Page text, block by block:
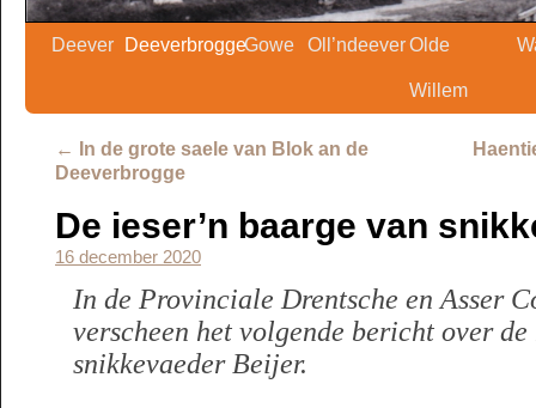
Deever DeeverbroggeGowe Oll’ndeeverOlde
Willem
←
In de grote saele van Blok an de
Deeverbrogge
De ieser’n baarge van
16 december 2020
In de Provinciale Drentsche en Asser
verscheen het volgende bericht over
snikkevaeder Beijer.